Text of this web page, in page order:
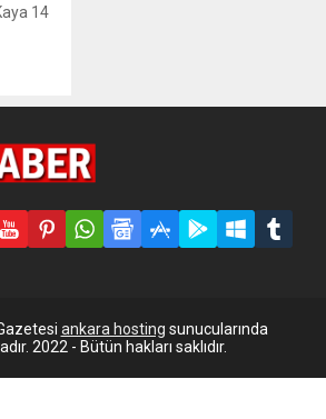
14
ile
ve
ankara hosting sunucularında
2022 - Bütün hakları saklıdır.